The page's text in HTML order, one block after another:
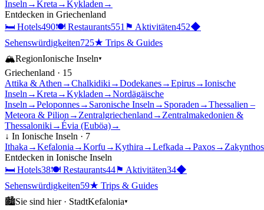
Inseln →Kreta →Kykladen →
Entdecken in Griechenland
🛏 Hotels490🍽 Restaurants551 ⚑ Aktivitäten452◆
Sehenswürdigkeiten725★ Trips & Guides
🏔RegionIonische Inseln▾
Griechenland · 15
Attika & Athen →Chalkidiki →Dodekanes→Epirus→Ionische
Inseln →Kreta →Kykladen →Nordägäische
Inseln →Peloponnes→ Saronische Inseln → Sporaden →Thessalien –
Meteora & Pilion → Zentralgriechenland → Zentralmakedonien &
Thessaloniki →Évia (Euböa)→
↓ In Ionische Inseln · 7
Ithaka →Kefalonia →Korfu →Kythira →Lefkada →Paxos→ Zakynthos
Entdecken in Ionische Inseln
🛏 Hotels38🍽 Restaurants44⚑ Aktivitäten34◆
Sehenswürdigkeiten59★ Trips & Guides
🏙Sie sind hier · StadtKefalonia▾